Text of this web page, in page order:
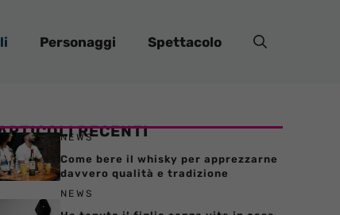
Personaggi Spettacolo
RECENTI
NEWS
Come bere il whisky per apprezzarne
davvero qualità e tradizione
NEWS